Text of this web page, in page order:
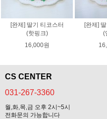
[완제] 딸기 티코스터
(핫핑크)
16,000원
[완제]
(
CS CENTER
031-267-3360
월,화,목,금 오후 2시~5시
전화문의 가능합니다